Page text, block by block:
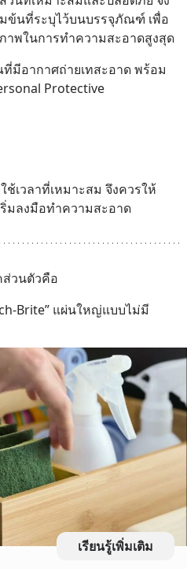
ข้นที่ระบุไว้บนบรรจุภัณฑ์ เพื่อ
พในการทำความสะอาดสูงสุด
มีอากาศถ่ายเทสะอาด พร้อม
Protective
เวลาที่เหมาะสม จึงควรให้
มลงมือทำความสะอาด
ส่วนตัวคือ
Brite” แผ่นใหญ่แบบไม่มี
เรียนรู้เพิ่มเติม